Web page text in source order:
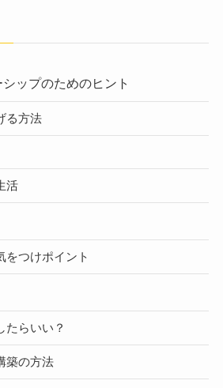
ップのためのヒント
る方法
活
をつけポイント
たらいい？
築の方法